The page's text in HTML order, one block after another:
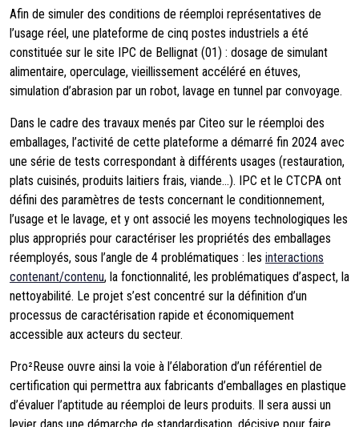
Afin de simuler des conditions de réemploi représentatives de
l’usage réel, une plateforme de cinq postes industriels a été
constituée sur le site IPC de Bellignat (01) : dosage de simulant
alimentaire, operculage, vieillissement accéléré en étuves,
simulation d’abrasion par un robot, lavage en tunnel par convoyage.
Dans le cadre des travaux menés par Citeo sur le réemploi des
emballages, l’activité de cette plateforme a démarré fin 2024 avec
une série de tests correspondant à différents usages (restauration,
plats cuisinés, produits laitiers frais, viande…). IPC et le CTCPA ont
défini des paramètres de tests concernant le conditionnement,
l’usage et le lavage, et y ont associé les moyens technologiques les
plus appropriés pour caractériser les propriétés des emballages
réemployés, sous l’angle de 4 problématiques : les interactions
contenant/contenu, la fonctionnalité, les problématiques d’aspect, la
nettoyabilité. Le projet s’est concentré sur la définition d’un
processus de caractérisation rapide et économiquement
accessible aux acteurs du secteur.
Pro²Reuse ouvre ainsi la voie à l’élaboration d’un référentiel de
certification qui permettra aux fabricants d’emballages en plastique
d’évaluer l’aptitude au réemploi de leurs produits. Il sera aussi un